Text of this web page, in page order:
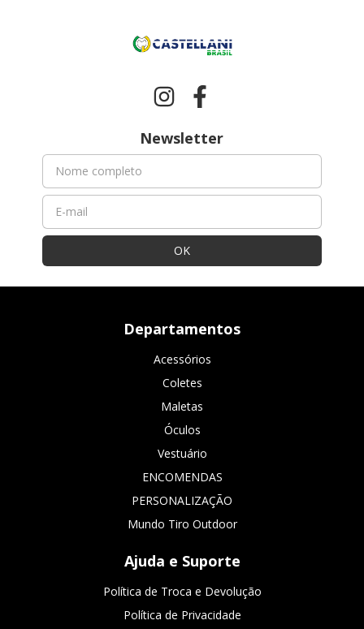
Newsletter
Departamentos
Acessórios
Coletes
Maletas
Óculos
Vestuário
ENCOMENDAS
PERSONALIZAÇÃO
Mundo Tiro Outdoor
Ajuda e Suporte
Política de Troca e Devolução
Política de Privacidade